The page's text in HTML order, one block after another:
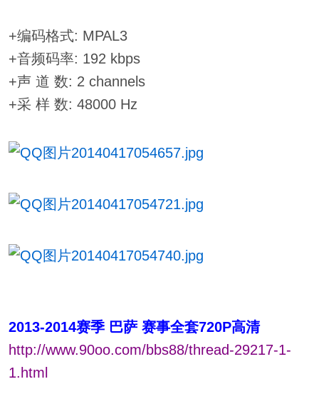
+编码格式: MPAL3
+音频码率: 192 kbps
+声 道 数: 2 channels
+采 样 数: 48000 Hz
2013-2014赛季 巴萨 赛事全套720P高清
http://www.90oo.com/bbs88/thread-29217-1-
1.html